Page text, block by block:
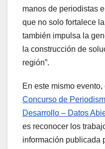
manos de periodistas
que no solo fortalece
también impulsa la
la construcción de
región”.
En este mismo
Concurso de
Desarrollo – Datos
es reconocer los
información publicada